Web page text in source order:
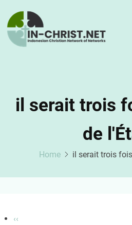
main
content
il serait trois
de
Home il serait trois
Pagination
Previous
‹‹